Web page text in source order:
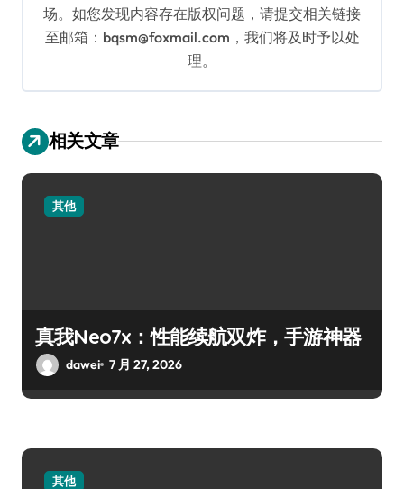
场。如您发现内容存在版权问题，请提交相关链接
至邮箱：bqsm@foxmail.com，我们将及时予以处
理。
相关文章
其他
真我Neo7x：性能续航双炸，手游神器
dawei 7 月 27, 2026
其他